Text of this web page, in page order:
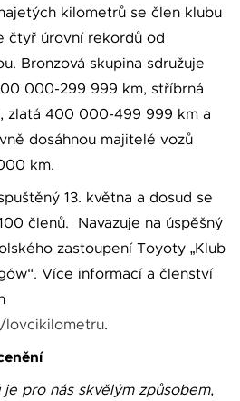
kilometrů se člen klubu
čtyř úrovní rekordů od
Bronzová skupina sdružuje
000-299 999 km, stříbrná
zlatá 400 000-499 999 km a
dosáhnou majitelé vozů
km.
13. května a dosud se
členů. Navazuje na úspěšný
zastoupení Toyoty „Klub
Více informací a členství
lovcikilometru.
pro nás skvělým způsobem,